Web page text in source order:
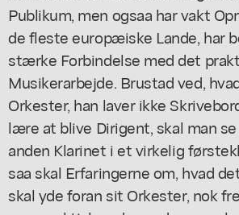
Publikum, men ogsaa har vakt
de fleste europæiske Lande, har
stærke Forbindelse med det
Musikerarbejde. Brustad ved,
Orkester, han laver ikke
lære at blive Dirigent, skal man
anden Klarinet i et virkelig
saa skal Erfaringerne om, hvad
skal yde foran sit Orkester, nok